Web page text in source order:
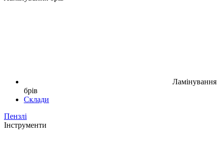
Ламінування
брів
Склади
Пензлі
Інструменти